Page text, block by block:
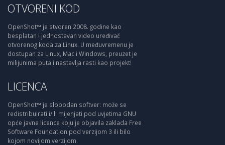
OTVORENI KOD
OpenShot™ je stvoren 2008. godine kao
besplatan i jednostavan video uređivač
otvorenog koda za Linux. U međuvremenu je
dostupan za Linux, Mac i Windows, preuzet je
milijunima puta i nastavlja rasti kao projekt!
LICENCA
OpenShot™ je slobodan softver: može se
redistribuirati i/ili mijenjati pod uvjetima GNU
opće javne licence koju je objavila zaklada Free
Software Foundation pod verzijom 3 ili bilo
kojom novijom verzijom.